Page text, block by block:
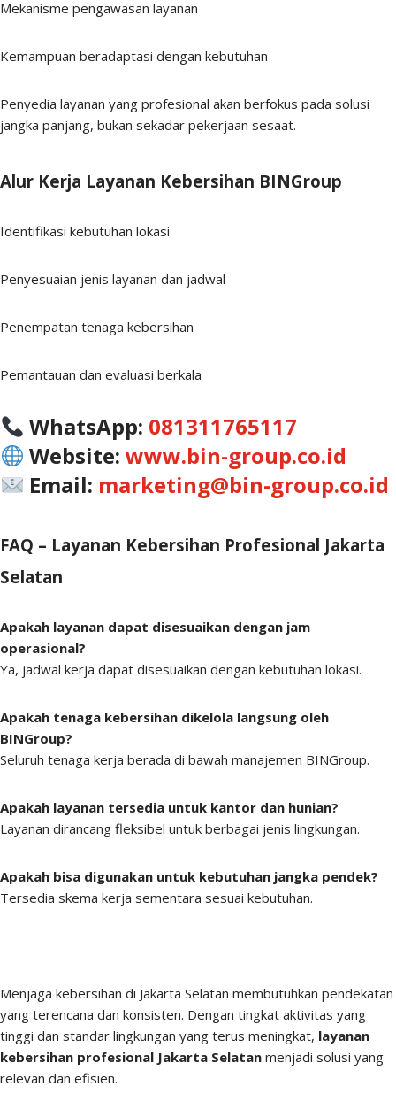
Mekanisme pengawasan layanan
Kemampuan beradaptasi dengan kebutuhan
Penyedia layanan yang profesional akan berfokus pada solusi
jangka panjang, bukan sekadar pekerjaan sesaat.
Alur Kerja Layanan Kebersihan BINGroup
Identifikasi kebutuhan lokasi
Penyesuaian jenis layanan dan jadwal
Penempatan tenaga kebersihan
Pemantauan dan evaluasi berkala
WhatsApp: 081311765117
Website: www.bin-group.co.id
Email: marketing@bin-group.co.id
FAQ – Layanan Kebersihan Profesional Jakarta
Selatan
Apakah layanan dapat disesuaikan dengan jam
operasional?
Ya, jadwal kerja dapat disesuaikan dengan kebutuhan lokasi.
Apakah tenaga kebersihan dikelola langsung oleh
BINGroup?
Seluruh tenaga kerja berada di bawah manajemen BINGroup.
Apakah layanan tersedia untuk kantor dan hunian?
Layanan dirancang fleksibel untuk berbagai jenis lingkungan.
Apakah bisa digunakan untuk kebutuhan jangka pendek?
Tersedia skema kerja sementara sesuai kebutuhan.
Menjaga kebersihan di Jakarta Selatan membutuhkan pendekatan
yang terencana dan konsisten. Dengan tingkat aktivitas yang
tinggi dan standar lingkungan yang terus meningkat, layanan
kebersihan profesional Jakarta Selatan menjadi solusi yang
relevan dan efisien.